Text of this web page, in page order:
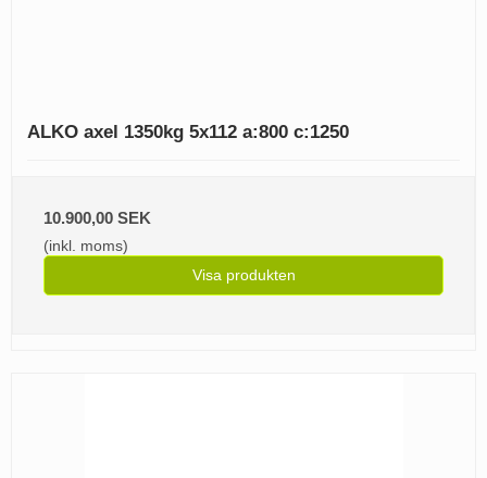
ALKO axel 1350kg 5x112 a:800 c:1250
10.900,00 SEK
(inkl. moms)
Visa produkten